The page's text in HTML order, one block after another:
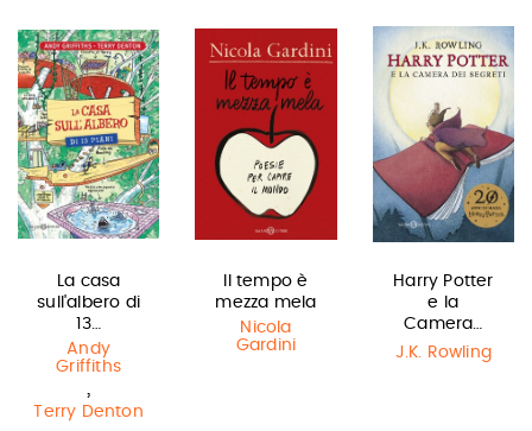
La casa
sull'albero di
13…
Andy
Griffiths
,
Terry Denton
Il tempo è
mezza mela
Nicola
Gardini
Harry Potter
e la
Camera…
J.K. Rowling